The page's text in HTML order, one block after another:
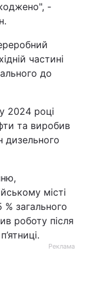
-
частині
до
2024 році
та виробив
дизельного
місті
загального
роботу після
Реклама